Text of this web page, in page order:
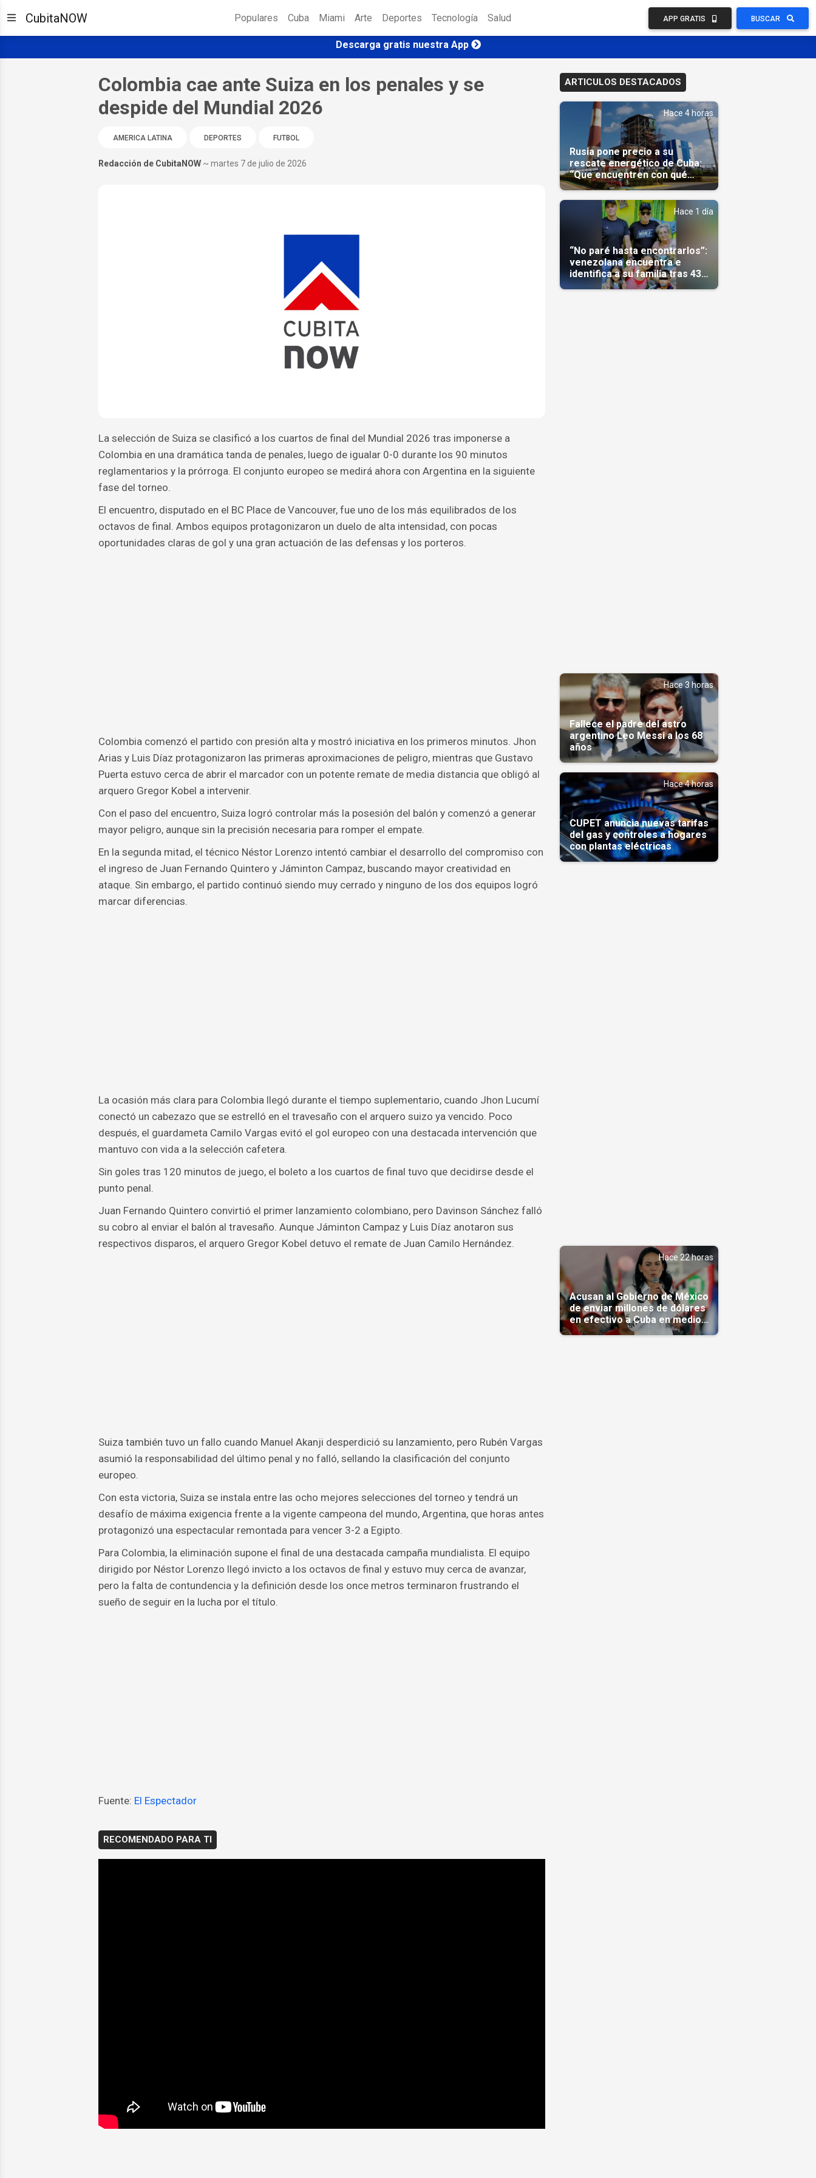
CubitaNOW Populares Cuba Miami Arte Deportes Tecnología Salud APP GRATIS BUSCAR
Descarga gratis nuestra App
Colombia cae ante Suiza en los penales y se
despide del Mundial 2026
AMERICA LATINA DEPORTES FUTBOL
Redacción de CubitaNOW ~ martes 7 de julio de 2026
La selección de Suiza se clasificó a los cuartos de final del Mundial 2026 tras imponerse a
Colombia en una dramática tanda de penales, luego de igualar 0-0 durante los 90 minutos
reglamentarios y la prórroga. El conjunto europeo se medirá ahora con Argentina en la siguiente
fase del torneo.
El encuentro, disputado en el BC Place de Vancouver, fue uno de los más equilibrados de los
octavos de final. Ambos equipos protagonizaron un duelo de alta intensidad, con pocas
oportunidades claras de gol y una gran actuación de las defensas y los porteros.
Colombia comenzó el partido con presión alta y mostró iniciativa en los primeros minutos. Jhon
Arias y Luis Díaz protagonizaron las primeras aproximaciones de peligro, mientras que Gustavo
Puerta estuvo cerca de abrir el marcador con un potente remate de media distancia que obligó al
arquero Gregor Kobel a intervenir.
Con el paso del encuentro, Suiza logró controlar más la posesión del balón y comenzó a generar
mayor peligro, aunque sin la precisión necesaria para romper el empate.
En la segunda mitad, el técnico Néstor Lorenzo intentó cambiar el desarrollo del compromiso con
el ingreso de Juan Fernando Quintero y Jáminton Campaz, buscando mayor creatividad en
ataque. Sin embargo, el partido continuó siendo muy cerrado y ninguno de los dos equipos logró
marcar diferencias.
La ocasión más clara para Colombia llegó durante el tiempo suplementario, cuando Jhon Lucumí
conectó un cabezazo que se estrelló en el travesaño con el arquero suizo ya vencido. Poco
después, el guardameta Camilo Vargas evitó el gol europeo con una destacada intervención que
mantuvo con vida a la selección cafetera.
Sin goles tras 120 minutos de juego, el boleto a los cuartos de final tuvo que decidirse desde el
punto penal.
Juan Fernando Quintero convirtió el primer lanzamiento colombiano, pero Davinson Sánchez falló
su cobro al enviar el balón al travesaño. Aunque Jáminton Campaz y Luis Díaz anotaron sus
respectivos disparos, el arquero Gregor Kobel detuvo el remate de Juan Camilo Hernández.
Suiza también tuvo un fallo cuando Manuel Akanji desperdició su lanzamiento, pero Rubén Vargas
asumió la responsabilidad del último penal y no falló, sellando la clasificación del conjunto
europeo.
Con esta victoria, Suiza se instala entre las ocho mejores selecciones del torneo y tendrá un
desafío de máxima exigencia frente a la vigente campeona del mundo, Argentina, que horas antes
protagonizó una espectacular remontada para vencer 3-2 a Egipto.
Para Colombia, la eliminación supone el final de una destacada campaña mundialista. El equipo
dirigido por Néstor Lorenzo llegó invicto a los octavos de final y estuvo muy cerca de avanzar,
pero la falta de contundencia y la definición desde los once metros terminaron frustrando el
sueño de seguir en la lucha por el título.
Fuente: El Espectador
RECOMENDADO PARA TI
ARTICULOS DESTACADOS
Hace 4 horas
Rusia pone precio a su
rescate energético de Cuba:
“Que encuentren con qué
pagarnos”
Hace 1 día
“No paré hasta encontrarlos”:
venezolana encuentra e
identifica a su familia tras 43
días del terremoto
Hace 3 horas
Fallece el padre del astro
argentino Leo Messi a los 68
años
Hace 4 horas
CUPET anuncia nuevas tarifas
del gas y controles a hogares
con plantas eléctricas
Hace 22 horas
Acusan al Gobierno de México
de enviar millones de dólares
en efectivo a Cuba en medio
de la crisis de la Isla